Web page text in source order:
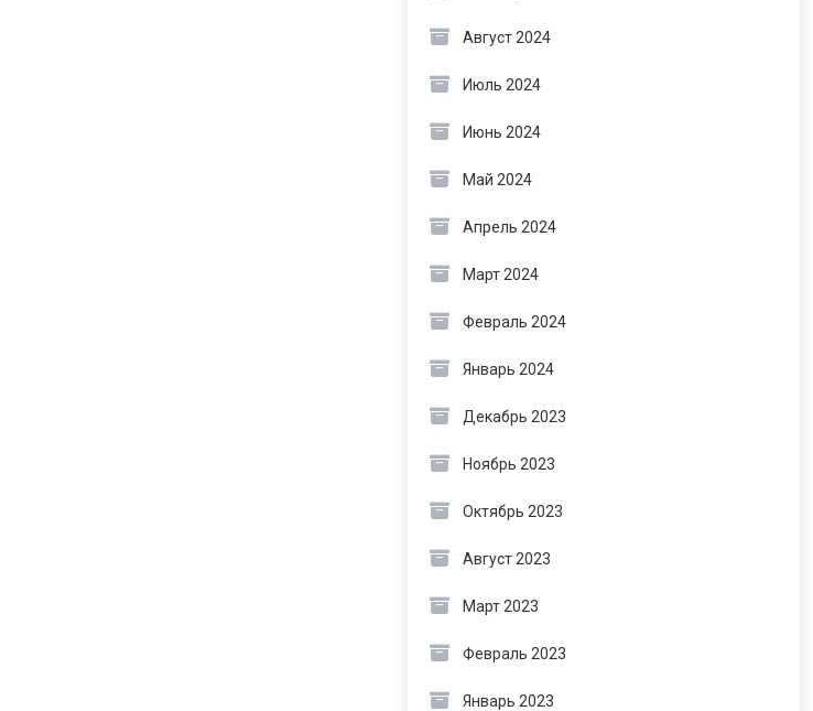
Август 2024
Июль 2024
Июнь 2024
Май 2024
Апрель 2024
Март 2024
Февраль 2024
Январь 2024
Декабрь 2023
Ноябрь 2023
Октябрь 2023
Август 2023
Март 2023
Февраль 2023
Январь 2023